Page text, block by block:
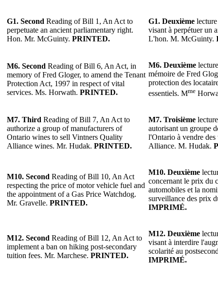
G1. Second Reading of Bill 1, An Act to
perpetuate an ancient parliamentary right.
Hon. Mr. McGuinty. PRINTED.
G1. Deuxième
visant à perpétuer un
L'hon. M. McGuinty.
M6. Second Reading of Bill 6, An Act, in
memory of Fred Gloger, to amend the Tenant
Protection Act, 1997 in respect of vital
services. Ms. Horwath. PRINTED.
M6. Deuxième
mémoire de Fred
protection des
essentiels. Mme
M7. Third Reading of Bill 7, An Act to
authorize a group of manufacturers of
Ontario wines to sell Vintners Quality
Alliance wines. Mr. Hudak. PRINTED.
M7. Troisième
autorisant un groupe
l'Ontario à vendre
Alliance. M. Hudak.
M10. Second Reading of Bill 10, An Act
respecting the price of motor vehicle fuel and
the appointment of a Gas Price Watchdog.
Mr. Gravelle. PRINTED.
M10. Deuxième
concernant le prix du
automobiles et la
surveillance des prix
IMPRIMÉ.
M12. Second Reading of Bill 12, An Act to
implement a ban on hiking post-secondary
tuition fees. Mr. Marchese. PRINTED.
M12. Deuxième
visant à interdire
scolarité au
IMPRIMÉ.